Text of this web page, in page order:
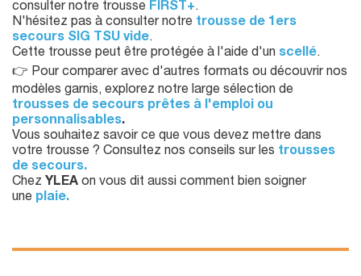
consulter notre trousse FIRST+.
N'hésitez pas à consulter notre trousse de 1ers
secours SIG TSU vide.
Cette trousse peut être protégée à l'aide d'un scellé.
👉 Pour comparer avec d'autres formats ou découvrir nos
modèles garnis, explorez notre large sélection de
trousses de secours prêtes à l'emploi ou
personnalisables.
Vous souhaitez savoir ce que vous devez mettre dans
votre trousse ? Consultez nos conseils sur les trousses
de secours.
Chez YLEA on vous dit aussi comment bien soigner
une plaie.